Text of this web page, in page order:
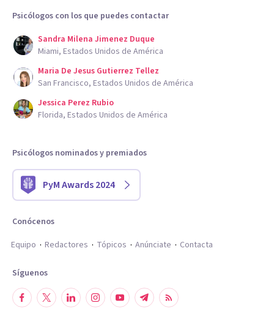
Psicólogos con los que puedes contactar
Sandra Milena Jimenez Duque
Miami, Estados Unidos de América
Maria De Jesus Gutierrez Tellez
San Francisco, Estados Unidos de América
Jessica Perez Rubio
Florida, Estados Unidos de América
Psicólogos nominados y premiados
PyM Awards 2024
Conócenos
Equipo
Redactores Tópicos Anúnciate Contacta
Síguenos